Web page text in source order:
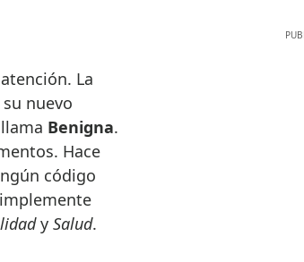
nuevo
Benigna.
Hace
código
y Salud.